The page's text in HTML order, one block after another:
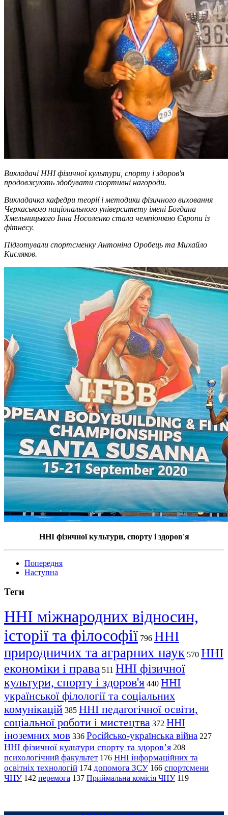
Викладачі ННІ фізичної культури, спорту і здоров'я
продовжують здобувати спортивні нагороди.
Викладачка кафедри теорії і методики фізичного виховання
Черкаського національного університету імені Богдана
Хмельницького Інна Носоленко стала чемпіонкою Європи із
фітнесу.
Підготували спортсменку Антоніна Оробець та Михайло
Кисляков.
ННІ фізичної культури, спорту і здоров'я
Попередня
Наступна
Теги
ННІ міжнародних відносин,
історії та філософії 796 ННІ
природничих та аграрних наук 570 ННІ
економіки і права 511 ННІ фізичної
культури, спорту і здоров'я 440 ННІ
української філології та соціальних
комунікацій 385 ННІ педагогічної освіти,
соціальної роботи і мистецтва 372 ННІ
іноземних мов 336 Російсько-українська війна 227
ННІ фізичної культури спорту та здоров’я 208
психологічний факультет 176 ННІ інформаційних та
освітніх технологій 174 допомога ЗСУ 166 спортсмени
ЧНУ 142 перемога 137 Приймальна комісія ЧНУ 119